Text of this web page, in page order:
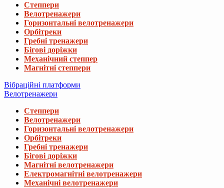
Степпери
Велотренажери
Горизонтальні велотренажери
Орбітреки
Гребні тренажери
Бігові доріжки
Механічний степпер
Магнітні степпери
Вібраційні платформи
Велотренажери
Степпери
Велотренажери
Горизонтальні велотренажери
Орбітреки
Гребні тренажери
Бігові доріжки
Магнітні велотренажери
Електромагнітні велотренажери
Механічні велотренажери